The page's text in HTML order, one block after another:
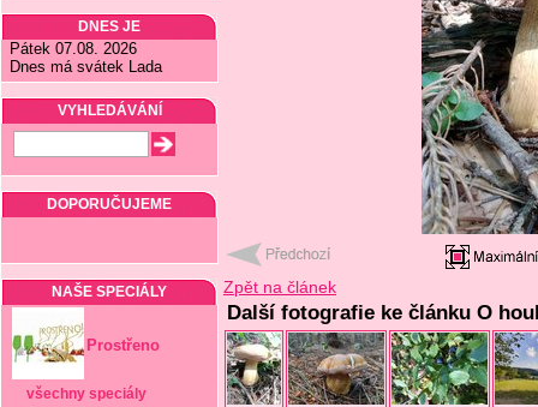
DNES JE
Pátek 07.08. 2026
Dnes má svátek Lada
VYHLEDÁVÁNÍ
DOPORUČUJEME
NAŠE SPECIÁLY
Prostřeno
všechny speciály
Zpět na článek
Další fotografie ke článku O